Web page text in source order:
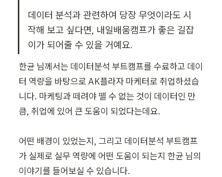
데이터 분석과 관련하여 당장 무엇이라도 시
작해 보고 싶다면, 내일배움캠프가 좋은 길잡
이가 되어줄 수 있을 거예요.
한균 님께서는 데이터분석 부트캠프를 수료하고 데이
터 역량을 바탕으로 AK플라자 마케터로 취업하셨습
니다. 마케팅과 떼려야 뗄 수 없는 것이 데이터인 만
큼, 취업에 있어 큰 도움이 되었다는데요.
어떤 배경이 있었는지, 그리고 데이터분석 부트캠프
가 실제로 실무 역량에 어떤 도움이 되는지 한균 님의
이야기를 들어보실 수 있습니다.